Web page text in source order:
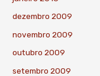
dezembro 2009
novembro 2009
outubro 2009
setembro 2009